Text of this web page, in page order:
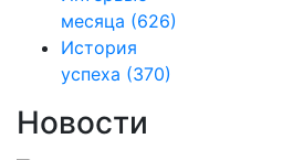
месяца (626)
История
успеха (370)
Новости